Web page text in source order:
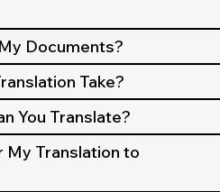
Documents?
Take?
You Translate?
My Translation to